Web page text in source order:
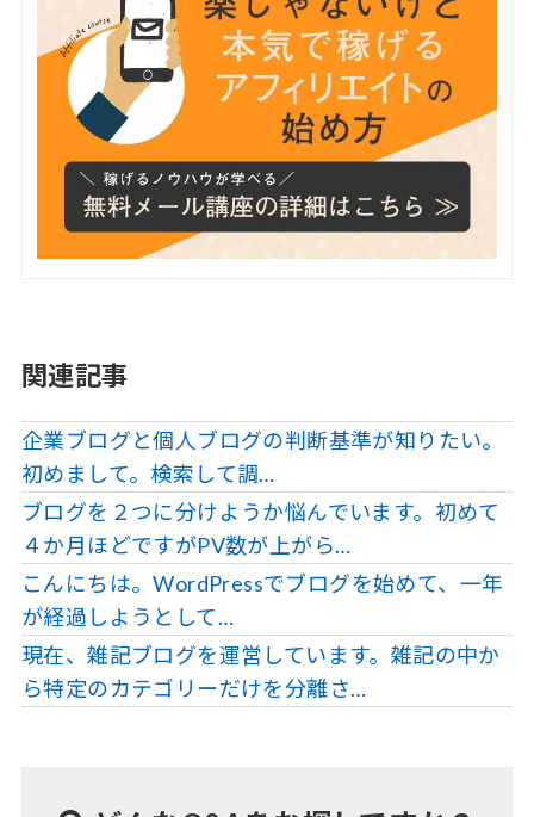
関連記事
企業ブログと個人ブログの判断基準が知りたい。
初めまして。検索して調…
ブログを２つに分けようか悩んでいます。初めて
４か月ほどですがPV数が上がら…
こんにちは。WordPressでブログを始めて、一年
が経過しようとして…
現在、雑記ブログを運営しています。雑記の中か
ら特定のカテゴリーだけを分離さ…